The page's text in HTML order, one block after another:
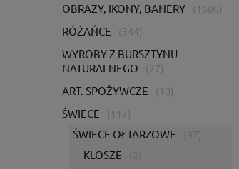
OBRAZY, IKONY, BANERY (1600)
RÓŻAŃCE (344)
WYROBY Z BURSZTYNU
NATURALNEGO
(27)
ART. SPOŻYWCZE (10)
ŚWIECE (117)
ŚWIECE OŁTARZOWE
KLOSZE